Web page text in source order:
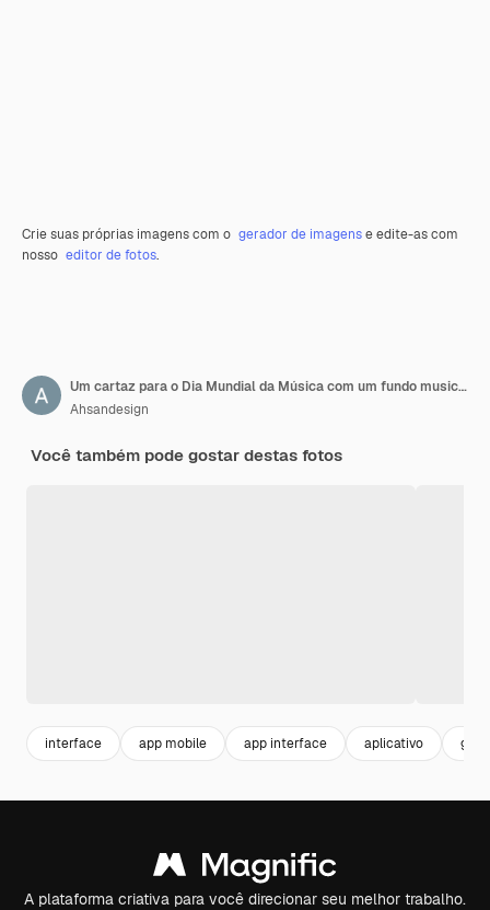
Crie suas próprias imagens com o gerador de imagense edite-as com
nosso editor de fotos.
Um cartaz para o Dia Mundial da Música com um fundo musical e texto
Ahsandesign
Você também pode gostar destas fotos
interface app mobile app interface aplicativo
A plataforma criativa para você direcionar seu melhor trabalho.